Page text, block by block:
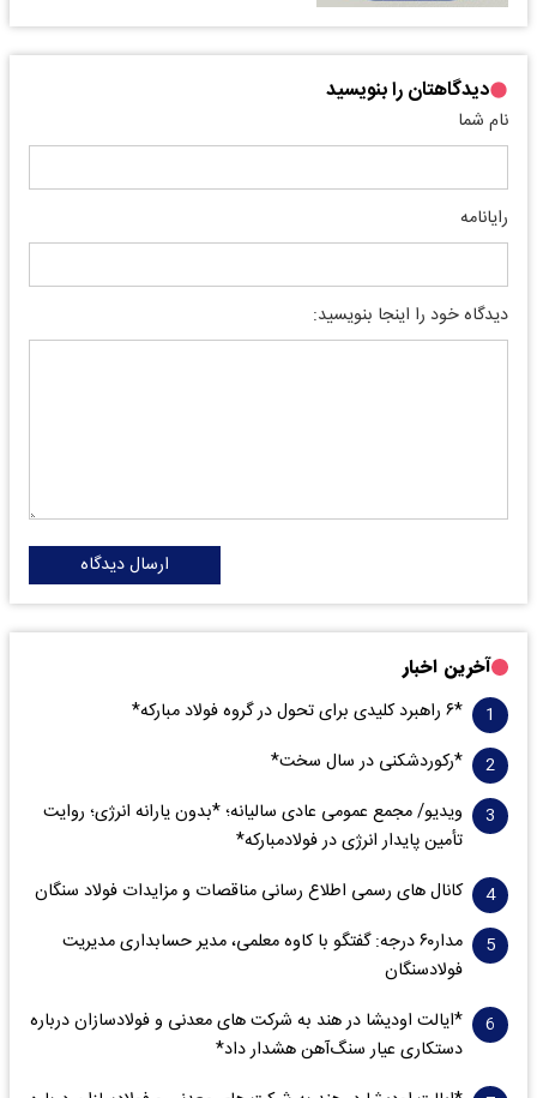
دیدگاهتان را بنویسید
نام شما
رایانامه
دیدگاه خود را اینجا بنویسید:
ارسال دیدگاه
آخرین اخبار
*۶ راهبرد کلیدی برای تحول در گروه فولاد مبارکه*
*رکوردشکنی در سال سخت*
ویدیو/ مجمع عمومی عادی سالیانه؛ *بدون یارانه انرژی؛ روایت
تأمین پایدار انرژی در فولادمبارکه*
کانال های رسمی اطلاع رسانی مناقصات و مزایدات فولاد سنگان
مدار‌۶٠ درجه: گفتگو با کاوه معلمی، مدیر حسابداری مدیریت
فولادسنگان
*ایالت اودیشا در هند به شرکت های معدنی و فولادسازان درباره
دستکاری عیار سنگ‌آهن هشدار داد*